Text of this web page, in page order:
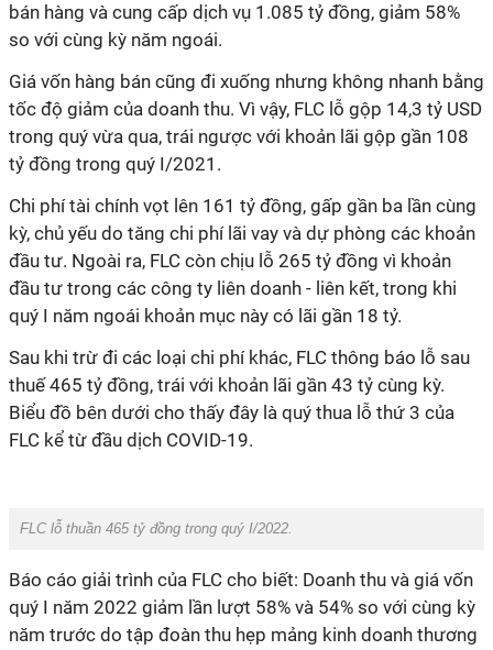
bán hàng và cung cấp dịch vụ 1.085 tỷ đồng, giảm 58%
so với cùng kỳ năm ngoái.
Giá vốn hàng bán cũng đi xuống nhưng không nhanh bằng
tốc độ giảm của doanh thu. Vì vậy, FLC lỗ gộp 14,3 tỷ USD
trong quý vừa qua, trái ngược với khoản lãi gộp gần 108
tỷ đồng trong quý I/2021.
Chi phí tài chính vọt lên 161 tỷ đồng, gấp gần ba lần cùng
kỳ, chủ yếu do tăng chi phí lãi vay và dự phòng các khoản
đầu tư. Ngoài ra, FLC còn chịu lỗ 265 tỷ đồng vì khoản
đầu tư trong các công ty liên doanh - liên kết, trong khi
quý I năm ngoái khoản mục này có lãi gần 18 tỷ.
Sau khi trừ đi các loại chi phí khác, FLC thông báo lỗ sau
thuế 465 tỷ đồng, trái với khoản lãi gần 43 tỷ cùng kỳ.
Biểu đồ bên dưới cho thấy đây là quý thua lỗ thứ 3 của
FLC kể từ đầu dịch COVID-19.
FLC lỗ thuần 465 tỷ đồng trong quý I/2022.
Báo cáo giải trình của FLC cho biết: Doanh thu và giá vốn
quý I năm 2022 giảm lần lượt 58% và 54% so với cùng kỳ
năm trước do tập đoàn thu hẹp mảng kinh doanh thương